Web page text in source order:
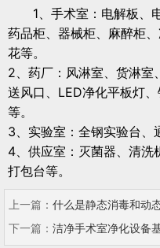
1、手术室：电解板、
药品柜、器械柜、麻醉柜
花等。
2、药厂：风淋室、货淋室
送风口、LED净化平板灯
等。
3、实验室：全钢实验台、
4、供应室：灭菌器、清洗
打包台等。
上一篇： 什么是静态消毒和动
下一篇： 洁净手术室净化设备